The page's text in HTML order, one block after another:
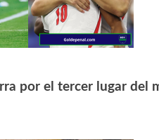
por el tercer lugar del